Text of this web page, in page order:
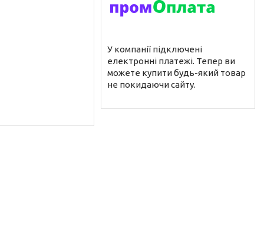
У компанії підключені
електронні платежі. Тепер ви
можете купити будь-який товар
не покидаючи сайту.